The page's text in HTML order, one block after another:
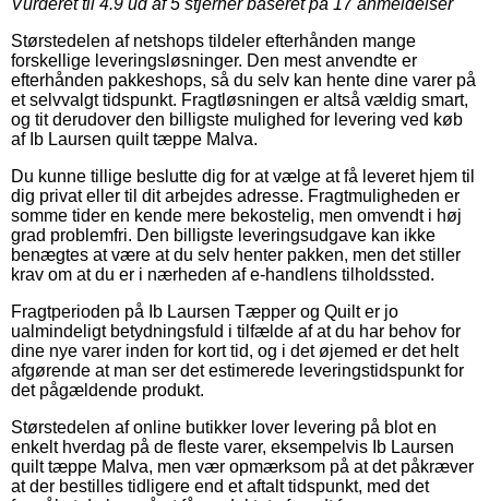
Størstedelen af netshops tildeler efterhånden mange
forskellige leveringsløsninger. Den mest anvendte er
efterhånden pakkeshops, så du selv kan hente dine varer på
et selvvalgt tidspunkt. Fragtløsningen er altså vældig smart,
og tit derudover den billigste mulighed for levering ved køb
af Ib Laursen quilt tæppe Malva.
Du kunne tillige beslutte dig for at vælge at få leveret hjem til
dig privat eller til dit arbejdes adresse. Fragtmuligheden er
somme tider en kende mere bekostelig, men omvendt i høj
grad problemfri. Den billigste leveringsudgave kan ikke
benægtes at være at du selv henter pakken, men det stiller
krav om at du er i nærheden af e-handlens tilholdssted.
Fragtperioden på Ib Laursen Tæpper og Quilt er jo
ualmindeligt betydningsfuld i tilfælde af at du har behov for
dine nye varer inden for kort tid, og i det øjemed er det helt
afgørende at man ser det estimerede leveringstidspunkt for
det pågældende produkt.
Størstedelen af online butikker lover levering på blot en
enkelt hverdag på de fleste varer, eksempelvis Ib Laursen
quilt tæppe Malva, men vær opmærksom på at det påkræver
at der bestilles tidligere end et aftalt tidspunkt, med det